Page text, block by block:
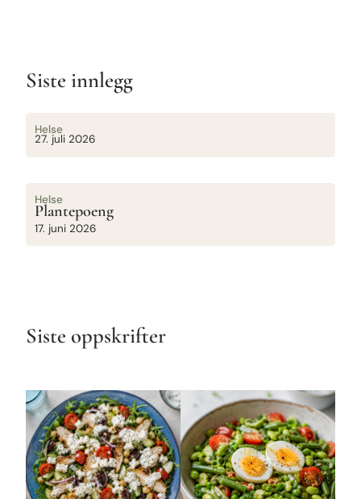
Siste innlegg
Helse
27. juli 2026
Helse
Plantepoeng
17. juni 2026
Siste oppskrifter